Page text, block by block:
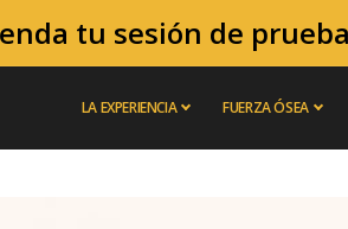
tu sesión de
LA EXPERIENCIA FUERZA ÓSEA